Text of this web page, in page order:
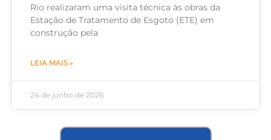
Rio realizaram uma visita técnica às obras da
Estação de Tratamento de Esgoto (ETE) em
construção pela
LEIA MAIS »
24 de junho de 2026